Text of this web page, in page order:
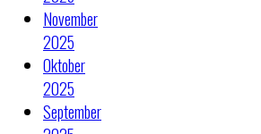
November
2025
Oktober
2025
September